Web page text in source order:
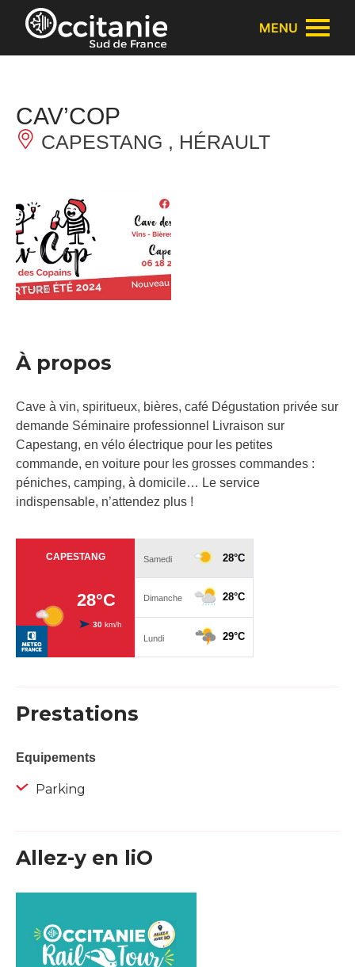
Panneau de gestion des cookies
MENU
CAV’COP
CAPESTANG , HÉRAULT
– © ©
À propos
Cave à vin, spiritueux, bières, café Dégustation privée sur
demande Séminaire professionnel Livraison sur
Capestang, en vélo électrique pour les petites
commande, en voiture pour les grosses commandes :
péniches, camping, à domicile… Le service
indispensable, n’attendez plus !
Prestations
Equipements
Parking
Allez-y en liO